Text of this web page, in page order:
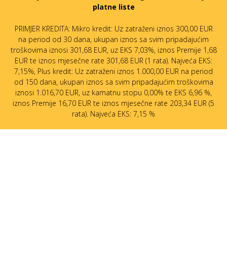
platne liste
PRIMJER KREDITA: Mikro kredit: Uz zatraženi iznos 300,00 EUR
na period od 30 dana, ukupan iznos sa svim pripadajućim
troškovima iznosi 301,68 EUR, uz EKS 7,03%, iznos Premije 1,68
EUR te iznos mjesečne rate 301,68 EUR (1 rata). Najveća EKS:
7,15%, Plus kredit: Uz zatraženi iznos 1.000,00 EUR na period
od 150 dana, ukupan iznos sa svim pripadajućim troškovima
iznosi 1.016,70 EUR, uz kamatnu stopu 0,00% te EKS 6,96 %,
iznos Premije 16,70 EUR te iznos mjesečne rate 203,34 EUR (5
rata). Najveća EKS: 7,15 %